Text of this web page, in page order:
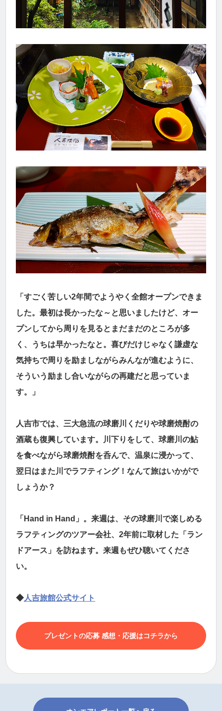
「すごく苦しい2年間でようやく全館オープンできま
した。最初は長かったな～と思いましたけど、オー
プンしてから周りを見るとまだまだのところが多
く、うちは早かったなと。喜びだけじゃなく謙虚な
気持ちで周りを励ましながらみんなが進むように、
そういう励まし合いながらの再建だと思っていま
す。」
人吉市では、三大急流の球磨川くだりや球磨焼酎の
酒蔵も復興しています。川下りをして、球磨川の鮎
を食べながら球磨焼酎を呑んで、温泉に浸かって、
翌日はまた川でラフティング！なんて旅はいかがで
しょうか？
「Hand in Hand」。来週は、その球磨川で楽しめる
ラフティングのツアー会社、2年前に取材した「ラン
ドアース」を訪ねます。来週もぜひ聴いてくださ
い。
◆人吉旅館公式サイト
プレゼントの応募 感想・応援はコチラから